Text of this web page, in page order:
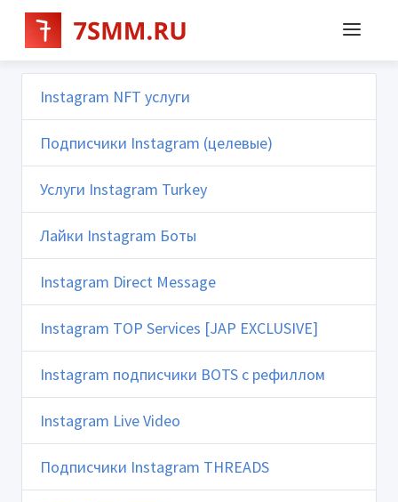
Instagram NFT услуги
Подписчики Instagram (целевые)
Услуги Instagram Turkey
Лайки Instagram Боты
Instagram Direct Message
Instagram TOP Services [JAP EXCLUSIVE]
Instagram подписчики BOTS с рефиллом
Instagram Live Video
Подписчики Instagram THREADS